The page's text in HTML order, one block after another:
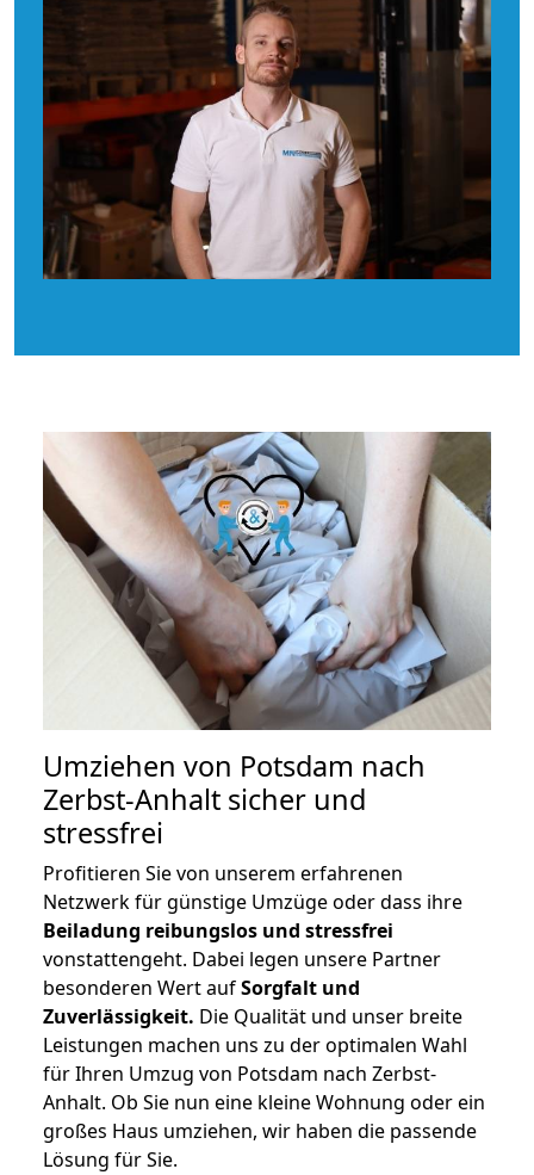
Umziehen von Potsdam nach
Zerbst-Anhalt sicher und
stressfrei
Profitieren Sie von unserem erfahrenen
Netzwerk für günstige Umzüge oder dass ihre
Beiladung reibungslos und stressfrei
vonstattengeht. Dabei legen unsere Partner
besonderen Wert aufSorgfalt und
Zuverlässigkeit. Die Qualität und unser breite
Leistungen machen uns zu der optimalen Wahl
für Ihren Umzug von Potsdam nach Zerbst-
Anhalt. Ob Sie nun eine kleine Wohnung oder ein
großes Haus umziehen, wir haben die passende
Lösung für Sie.